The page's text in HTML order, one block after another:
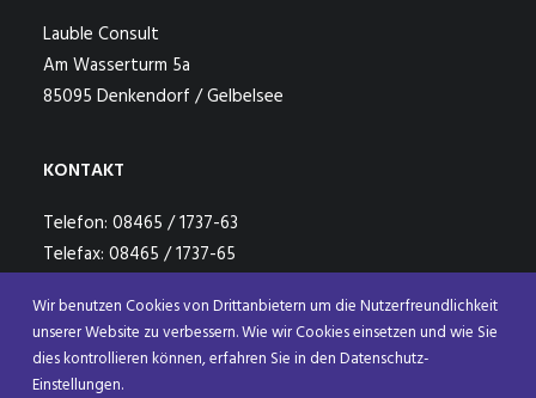
Lauble Consult
Am Wasserturm 5a
85095 Denkendorf / Gelbelsee
KONTAKT
Telefon: 08465 / 1737-63
Telefax: 08465 / 1737-65
Wir benutzen Cookies von Drittanbietern um die Nutzerfreundlichkeit
unserer Website zu verbessern. Wie wir Cookies einsetzen und wie Sie
dies kontrollieren können, erfahren Sie in den Datenschutz-
Einstellungen.